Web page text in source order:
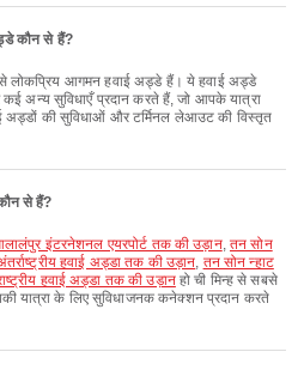
कौन से हैं?
आगमन हवाई अड्डे हैं। ये हवाई अड्डे
कई अन्य सुविधाएँ प्रदान करते हैं, जो आपके यात्रा
की सुविधाओं और टर्मिनल लेआउट की विस्तृत
से हैं?
इंटरनेशनल एयरपोर्ट तक की उड़ान, तन सोन
हवाई अड्डा तक की उड़ान, तन सोन न्हाट
हवाई अड्डा तक की उड़ानहो ची मिन्ह से सबसे
यात्रा के लिए सुविधाजनक कनेक्शन प्रदान करते